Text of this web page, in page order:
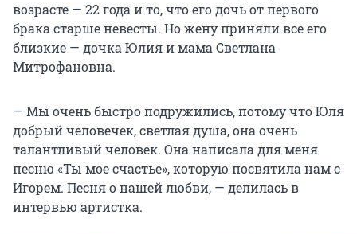
возрасте — 22 года и то, что его дочь от первого
брака старше невесты. Но жену приняли все его
близкие — дочка Юлия и мама Светлана
Митрофановна.
— Мы очень быстро подружились, потому что Юля
добрый человечек, светлая душа, она очень
талантливый человек. Она написала для меня
песню «Ты мое счастье», которую посвятила нам с
Игорем. Песня о нашей любви, — делилась в
интервью артистка.